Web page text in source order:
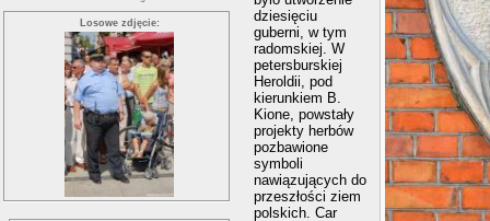
Losowe zdjęcie:
dziesięciu
guberni, w tym
radomskiej. W
petersburskiej
Heroldii, pod
kierunkiem B.
Kione, powstały
projekty herbów
pozbawione
symboli
nawiązujących do
przeszłości ziem
polskich. Car